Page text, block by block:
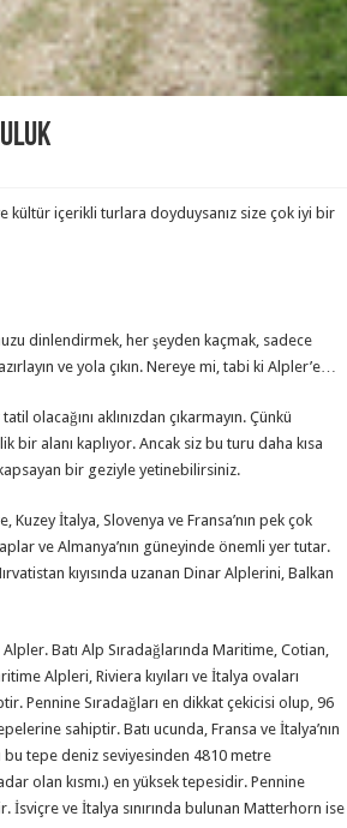
kültür içerikli turlara doyduysanız size çok iyi bir
dinlendirmek, her şeyden kaçmak, sadece
ve yola çıkın. Nereye mi, tabi ki Alpler’e…
olacağını aklınızdan çıkarmayın. Çünkü
alanı kaplıyor. Ancak siz bu turu daha kısa
bir geziyle yetinebilirsiniz.
İtalya, Slovenya ve Fransa’nın pek çok
ve Almanya’nın güneyinde önemli yer tutar.
kıyısında uzanan Dinar Alplerini, Balkan
Batı Alp Sıradağlarında Maritime, Cotian,
Alpleri, Riviera kıyıları ve İtalya ovaları
Pennine Sıradağları en dikkat çekicisi olup, 96
sahiptir. Batı ucunda, Fransa ve İtalya’nın
tepe deniz seviyesinden 4810 metre
olan kısmı.) en yüksek tepesidir. Pennine
ve İtalya sınırında bulunan Matterhorn ise